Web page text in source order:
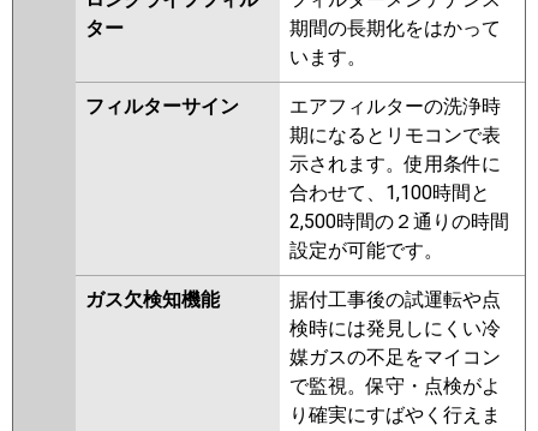
ター
期間の長期化をはかって
います。
フィルターサイン
エアフィルターの洗浄時
期になるとリモコンで表
示されます。使用条件に
合わせて、1,100時間と
2,500時間の２通りの時間
設定が可能です。
ガス欠検知機能
据付工事後の試運転や点
検時には発見しにくい冷
媒ガスの不足をマイコン
で監視。保守・点検がよ
り確実にすばやく行えま